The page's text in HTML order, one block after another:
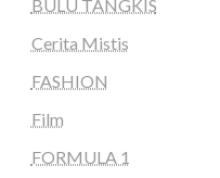
BULU TANGKIS
Cerita Mistis
FASHION
Film
FORMULA 1